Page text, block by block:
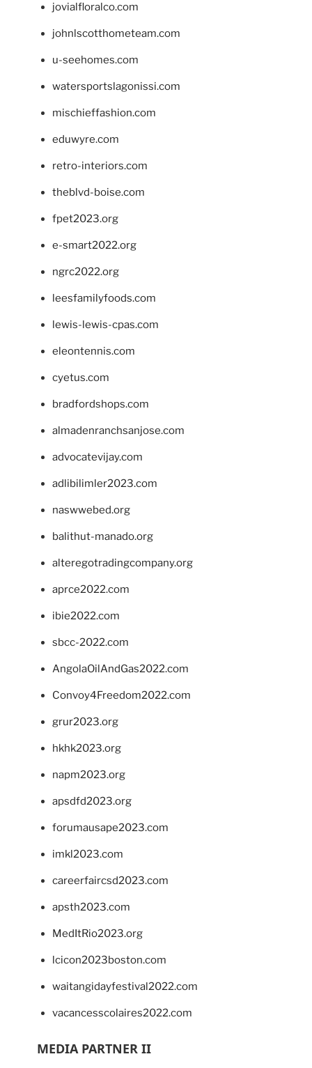
jovialfloralco.com
johnlscotthometeam.com
u-seehomes.com
watersportslagonissi.com
mischieffashion.com
eduwyre.com
retro-interiors.com
theblvd-boise.com
fpet2023.org
e-smart2022.org
ngrc2022.org
leesfamilyfoods.com
lewis-lewis-cpas.com
eleontennis.com
cyetus.com
bradfordshops.com
almadenranchsanjose.com
advocatevijay.com
adlibilimler2023.com
naswwebed.org
balithut-manado.org
alteregotradingcompany.org
aprce2022.com
ibie2022.com
sbcc-2022.com
AngolaOilAndGas2022.com
Convoy4Freedom2022.com
grur2023.org
hkhk2023.org
napm2023.org
apsdfd2023.org
forumausape2023.com
imkl2023.com
careerfaircsd2023.com
apsth2023.com
MedItRio2023.org
lcicon2023boston.com
waitangidayfestival2022.com
vacancesscolaires2022.com
MEDIA PARTNER II